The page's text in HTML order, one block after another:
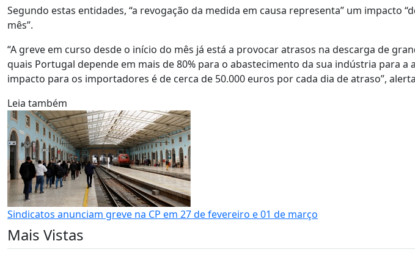
Segundo estas entidades, “a revogação da medida em causa representa” um impacto
mês”.
“A greve em curso desde o início do mês já está a provocar atrasos na descarga de
quais Portugal depende em mais de 80% para o abastecimento da sua indústria para a
impacto para os importadores é de cerca de 50.000 euros por cada dia de atraso”,
Leia também
Sindicatos anunciam greve na CP em 27 de fevereiro e 01 de março
Mais Vistas